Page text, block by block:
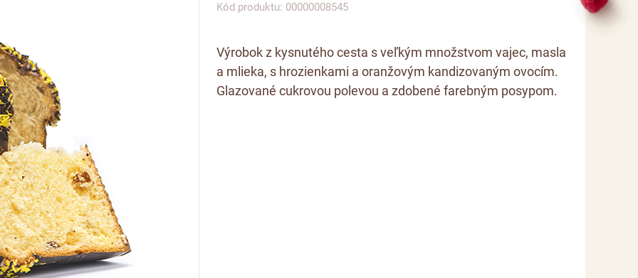
Kód produktu: 00000008545
Výrobok z kysnutého cesta s veľkým množstvom vajec, masla
a mlieka, s hrozienkami a oranžovým kandizovaným ovocím.
Glazované cukrovou polevou a zdobené farebným posypom.